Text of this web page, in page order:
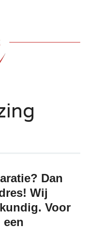
Dan
Wij
Voor
een